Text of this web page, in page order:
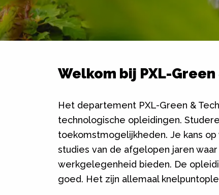
Welkom bij PXL-Green
Het departement PXL-Green &
technologische opleidingen.
toekomstmogelijkheden. Je kans
studies van de afgelopen jaren
werkgelegenheid bieden. De
goed. Het zijn allemaal